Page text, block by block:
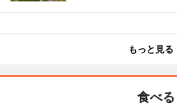
もっと見る
食べる